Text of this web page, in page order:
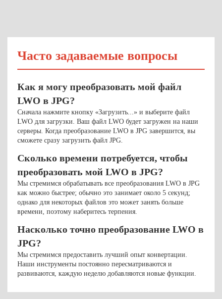
Часто задаваемые вопросы
Как я могу преобразовать мой файл
LWO в JPG?
Сначала нажмите кнопку «Загрузить...» и выберите файл
LWO для загрузки. Ваш файл LWO будет загружен на наши
серверы. Когда преобразование LWO в JPG завершится, вы
сможете сразу загрузить файл JPG.
Сколько времени потребуется, чтобы
преобразовать мой LWO в JPG?
Мы стремимся обрабатывать все преобразования LWO в JPG
как можно быстрее; обычно это занимает около 5 секунд;
однако для некоторых файлов это может занять больше
времени, поэтому наберитесь терпения.
Насколько точно преобразование LWO в
JPG?
Мы стремимся предоставить лучший опыт конвертации.
Наши инструменты постоянно пересматриваются и
развиваются, каждую неделю добавляются новые функции.